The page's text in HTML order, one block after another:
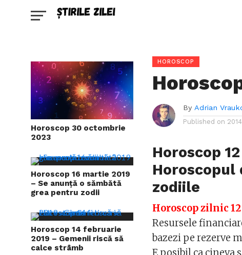
Horoscop 30 octombrie
2023
Horoscop 16 martie 2019
– Se anunță o sămbătă
grea pentru zodii
Horoscop 14 februarie
2019 – Gemenii riscă să
calce strâmb
HOROSCOP
By Adrian
Published on
Horoscop
Horoscopul
zodiile
Horoscop zilnic
Resursele
bazezi pe rezerve